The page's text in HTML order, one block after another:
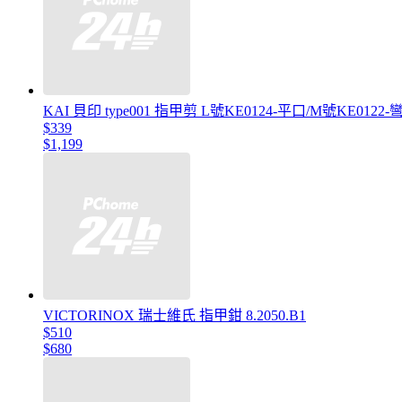
KAI 貝印 type001 指甲剪 L號KE0124-平口/M號KE0122-
$339
$1,199
VICTORINOX 瑞士維氏 指甲鉗 8.2050.B1
$510
$680